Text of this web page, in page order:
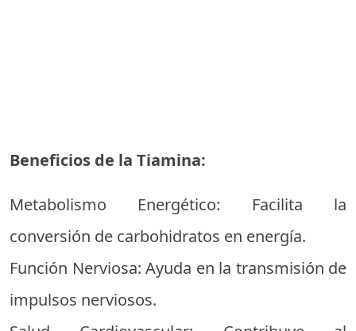
Beneficios de la Tiamina:
Metabolismo Energético: Facilita la
conversión de carbohidratos en energía.
Función Nerviosa: Ayuda en la transmisión de
impulsos nerviosos.